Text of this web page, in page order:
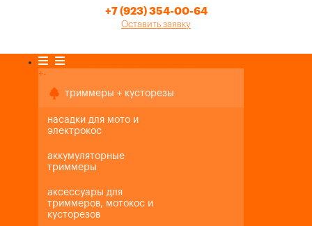
+7 (923) 354-00-64
Оставить заявку
+-
триммеры + кусторезы
насадки для мото и
электрокос
аккумуляторные
триммеры
аксессуары для
триммеров, мотокос и
кусторезов